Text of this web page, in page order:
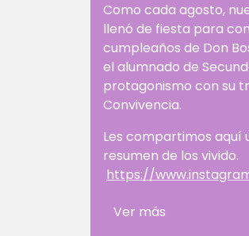
Como cada agosto,
llenó de fiesta para
cumpleaños de Don
el alumnado de
protagonismo con su
Convivencia.
Les compartimos aquí
resumen de los vivido.
https://
Ver más